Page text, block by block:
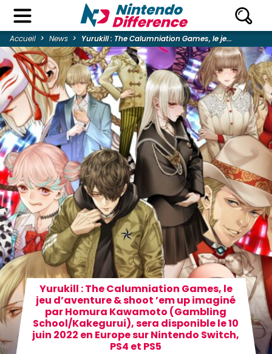
Accueil News Yurukill : The Calumniation Games, le je...
Yurukill : The Calumniation Games, le
jeu d’aventure & shoot ’em up imaginé
par Homura Kawamoto (Gambling
School/Kakegurui), sera disponible le 10
juin 2022 en Europe sur Nintendo Switch,
PS4 et PS5